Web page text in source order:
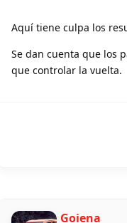
Aquí tiene culpa los
Se dan cuenta que los
que controlar la vuelta.
Goiena